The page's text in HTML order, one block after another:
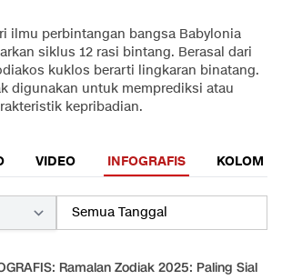
ilmu perbintangan bangsa Babylonia
siklus 12 rasi bintang. Berasal dari
kuklos berarti lingkaran binatang.
digunakan untuk memprediksi atau
kepribadian.
VIDEO INFOGRAFIS KOLOM
Ramalan Zodiak 2025: Paling Sial